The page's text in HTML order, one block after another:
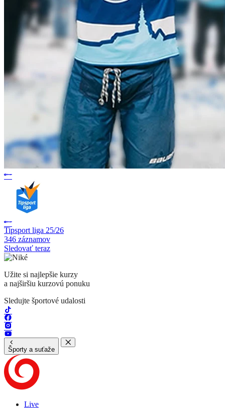
Tipsport liga 25/26
346 záznamov
Sledovať teraz
Užite si najlepšie kurzy
a najširšiu kurzovú ponuku
Sledujte športové udalosti
Športy a suťaže
Live